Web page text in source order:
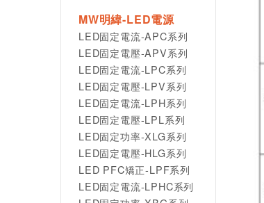
MW明緯-LED電源
LED固定電流-APC系列
LED固定電壓-APV系列
LED固定電流-LPC系列
LED固定電壓-LPV系列
LED固定電流-LPH系列
LED固定電壓-LPL系列
LED固定功率-XLG系列
LED固定電壓-HLG系列
LED PFC矯正-LPF系列
LED固定電流-LPHC系列